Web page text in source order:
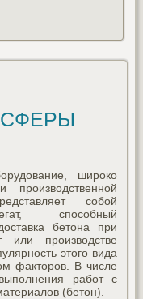
широко
собой
способный
бетона при
или производстве
этого вида
факторов. В числе
работ с
(бетон).